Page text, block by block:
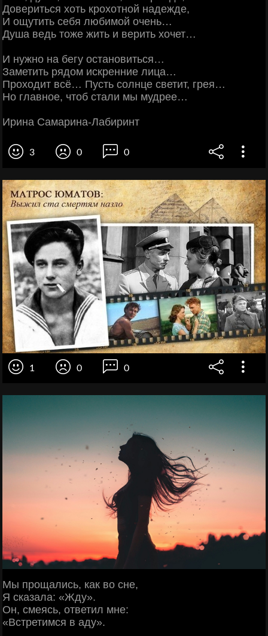
Довериться хоть крохотной надежде,
И ощутить себя любимой очень…
Душа ведь тоже жить и верить хочет…
И нужно на бегу остановиться…
Заметить рядом искренние лица…
Проходит всё… Пусть солнце светит, грея…
Но главное, чтоб стали мы мудрее…
Ирина Самарина-Лабиринт
3 0 0
1 0 0
Мы прощались, как во сне,
Я сказала: «Жду».
Он, смеясь, ответил мне:
«Встретимся в аду».